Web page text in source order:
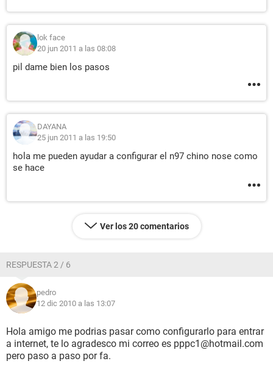
lok face
20 jun 2011 a las 08:08
pil dame bien los pasos
DAYANA
25 jun 2011 a las 19:50
hola me pueden ayudar a configurar el n97 chino nose como
se hace
Ver los 20 comentarios
RESPUESTA 2 / 6
pedro
12 dic 2010 a las 13:07
Hola amigo me podrias pasar como configurarlo para entrar
a internet, te lo agradesco mi correo es pppc1@hotmail.com
pero paso a paso por fa.